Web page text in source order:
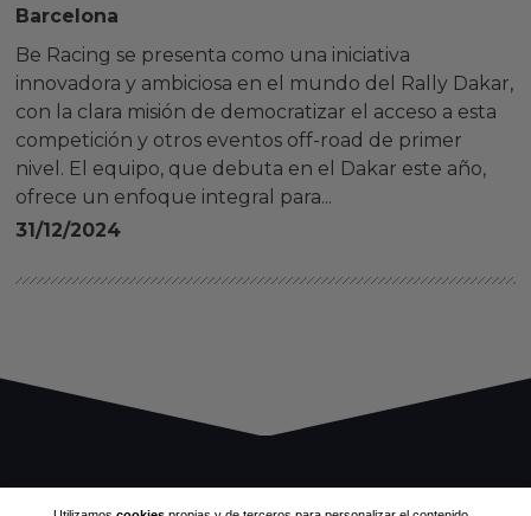
Barcelona
Be Racing se presenta como una iniciativa
innovadora y ambiciosa en el mundo del Rally Dakar,
con la clara misión de democratizar el acceso a esta
competición y otros eventos off-road de primer
nivel. El equipo, que debuta en el Dakar este año,
ofrece un enfoque integral para...
31/12/2024